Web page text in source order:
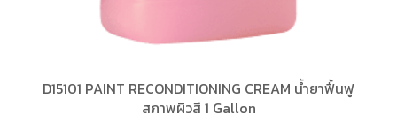
D15101 PAINT RECONDITIONING CREAM น้ำยาฟื้นฟู
สภาพผิวสี 1 Gallon